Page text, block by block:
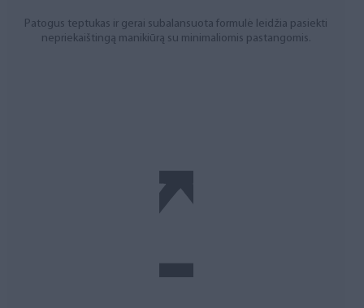
Patogus teptukas ir gerai subalansuota formulė leidžia pasiekti
nepriekaištingą manikiūrą su minimaliomis pastangomis.